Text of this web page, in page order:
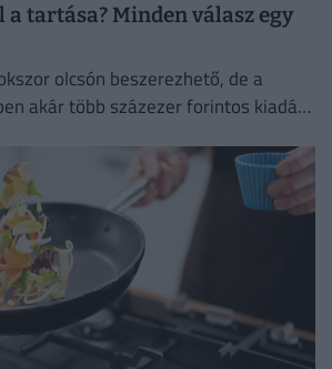
tartása? Minden válasz egy
olcsón beszerezhető, de a
akár több százezer forintos kiadás